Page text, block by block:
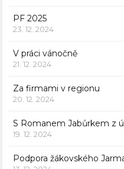
PF 2025
23. 12. 2024
V práci vánočně
21. 12. 2024
Za firmami v regionu
20. 12. 2024
S Romanem Jabůrkem z
19. 12. 2024
Podpora žákovského